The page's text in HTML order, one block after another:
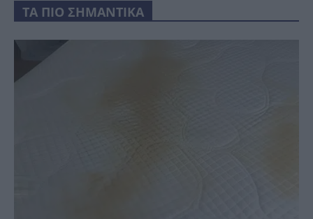
ΤΑ ΠΙΟ ΣΗΜΑΝΤΙΚΑ